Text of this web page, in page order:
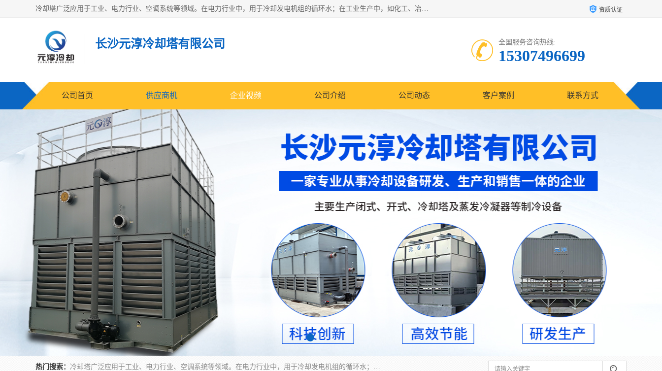
冷却塔广泛应用于工业、电力行业、空调系统等领域。在电力行业中，用于冷却发电机组的循环水；在工业生产中，如化工、冶金等行业，可降低生产过程中产生的热量；在空调系统中，为空调设备提供冷却水源 资质认证
长沙元淳冷却塔有限公司 全国服务咨询热线:
15307496699
公司首页 供应商机 企业视频 公司介绍 公司动态 客户案例 联系方式
热门搜索： 冷却塔广泛应用于工业、电力行业、空调系统等领域。在电力行业中，用于冷却发电机组的循环水；在工业生产中，如化工、冶金等行业，可降低生产过程中产生的热量；在空调系统中，为空调设备提供冷却水源